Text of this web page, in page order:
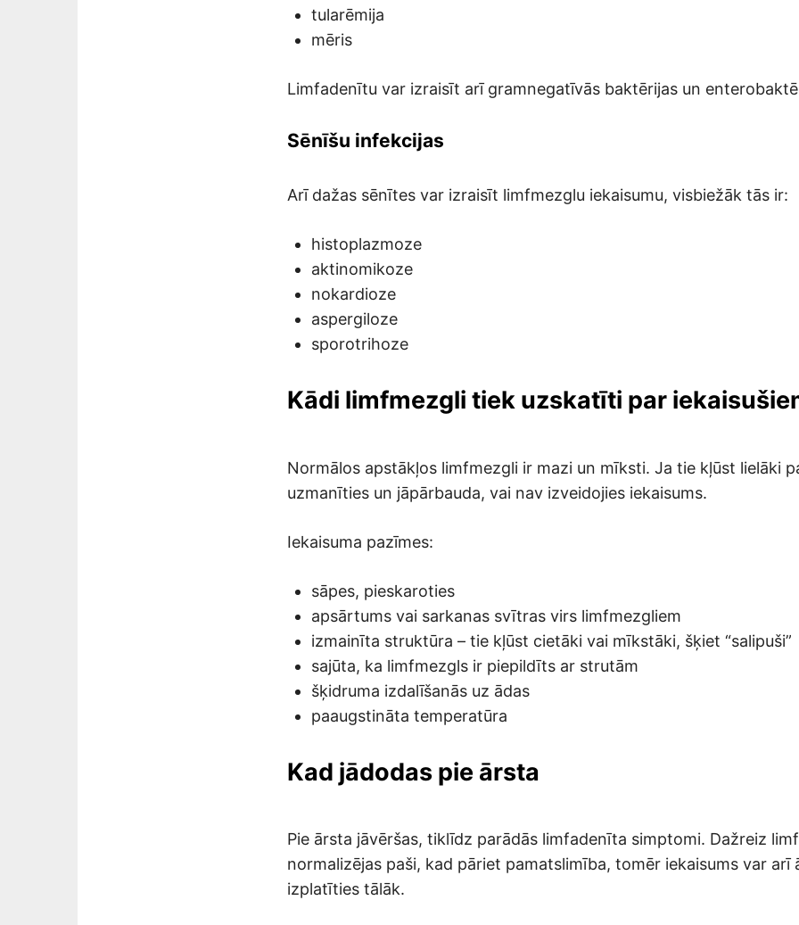
tularēmija
mēris
Limfadenītu var izraisīt arī gramnegatīvās baktērijas un
Sēnīšu infekcijas
Arī dažas sēnītes var izraisīt limfmezglu iekaisumu, visbiežāk tās ir:
histoplazmoze
aktinomikoze
nokardioze
aspergiloze
sporotrihoze
Kādi limfmezgli tiek uzskatīti par
Normālos apstākļos limfmezgli ir mazi un mīksti. Ja tie kļūst lielāki
uzmanīties un jāpārbauda, vai nav izveidojies iekaisums.
Iekaisuma pazīmes:
sāpes, pieskaroties
apsārtums vai sarkanas svītras virs limfmezgliem
izmainīta struktūra – tie kļūst cietāki vai mīkstāki, šķiet “salipuši”
sajūta, ka limfmezgls ir piepildīts ar strutām
šķidruma izdalīšanās uz ādas
paaugstināta temperatūra
Kad jādodas pie ārsta
Pie ārsta jāvēršas, tiklīdz parādās limfadenīta simptomi. Dažreiz
normalizējas paši, kad pāriet pamatslimība, tomēr iekaisums var arī
izplatīties tālāk.